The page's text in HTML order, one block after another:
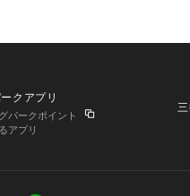
クアプリ
パークポイント
アプリ